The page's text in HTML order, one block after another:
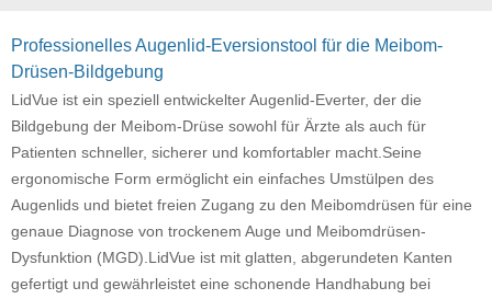
Professionelles Augenlid-Eversionstool für die Meibom-
Drüsen-Bildgebung
LidVue ist ein speziell entwickelter Augenlid-Everter, der die
Bildgebung der Meibom-Drüse sowohl für Ärzte als auch für
Patienten schneller, sicherer und komfortabler macht.Seine
ergonomische Form ermöglicht ein einfaches Umstülpen des
Augenlids und bietet freien Zugang zu den Meibomdrüsen für eine
genaue Diagnose von trockenem Auge und Meibomdrüsen-
Dysfunktion (MGD).LidVue ist mit glatten, abgerundeten Kanten
gefertigt und gewährleistet eine schonende Handhabung bei